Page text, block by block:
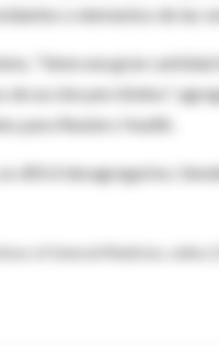
o elementos de las
"tiene una gran
de acción percibidos",
para Reuters Health.
es difícil desagregarlos;